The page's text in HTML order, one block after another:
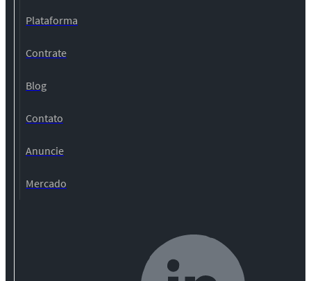
Plataforma
Contrate
Blog
Contato
Anuncie
Mercado